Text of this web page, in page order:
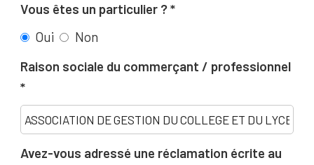
Vous êtes un particulier ?
Oui
Non
Raison sociale du commerçant / professionnel
Avez-vous adressé une réclamation écrite au